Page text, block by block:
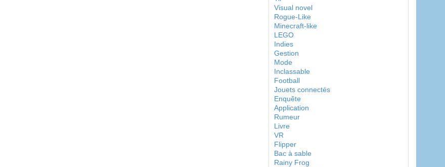
Visual novel
Rogue-Like
Minecraft-like
LEGO
Indies
Gestion
Mode
Inclassable
Football
Jouets connectés
Enquête
Application
Rumeur
Livre
VR
Flipper
Bac à sable
Rainy Frog